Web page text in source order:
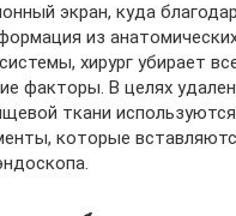
экран, куда
из
хирург убирает
факторы. В целях
ткани используются
которые